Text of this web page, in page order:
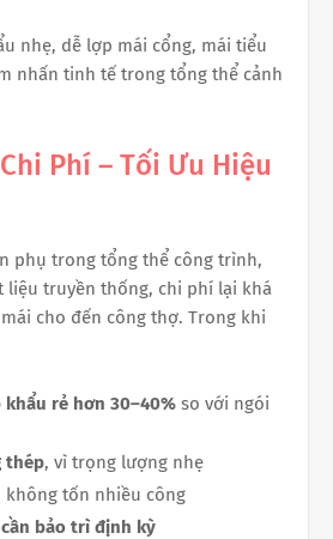
nhẹ, dễ lợp mái cổng, mái tiểu
nhấn tinh tế trong tổng thể cảnh
Phí – Tối Ưu Hiệu
phụ trong tổng thể công trình,
liệu truyền thống, chi phí lại khá
cho đến công thợ. Trong khi
rẻ hơn 30–40% so với ngói
thép, vì trọng lượng nhẹ
không tốn nhiều công
bảo trì định kỳ